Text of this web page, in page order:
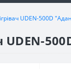
UDEN-500D